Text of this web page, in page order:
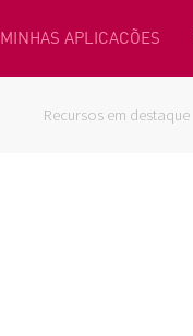
MINHAS APLICACÕES
Recursos em destaque